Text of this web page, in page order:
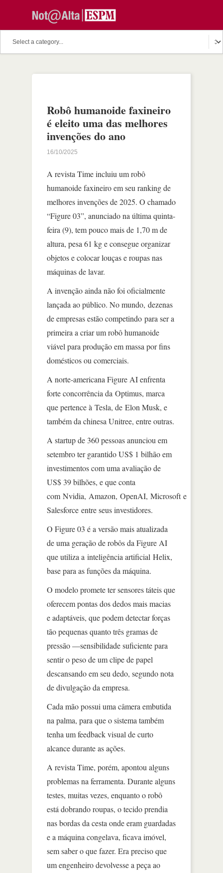
Robô humanoide faxineiro
é eleito uma das melhores
invenções do ano
16/10/2025
A revista Time incluiu um robô
humanoide faxineiro em seu ranking de
melhores invenções de 2025. O chamado
“Figure 03”, anunciado na última quinta-
feira (9), tem pouco mais de 1,70 m de
altura, pesa 61 kg e consegue organizar
objetos e colocar louças e roupas nas
máquinas de lavar.
A invenção ainda não foi oficialmente
lançada ao público. No mundo, dezenas
de empresas estão competindo para ser a
primeira a criar um robô humanoide
viável para produção em massa por fins
domésticos ou comerciais.
A norte-americana Figure AI enfrenta
forte concorrência da Optimus, marca
que pertence à Tesla, de Elon Musk, e
também da chinesa Unitree, entre outras.
A startup de 360 pessoas anunciou em
setembro ter garantido US$ 1 bilhão em
investimentos com uma avaliação de
US$ 39 bilhões, e que conta
com Nvidia, Amazon, OpenAI, Microsoft e
Salesforce entre seus investidores.
O Figure 03 é a versão mais atualizada
de uma geração de robôs da Figure AI
que utiliza a inteligência artificial Helix,
base para as funções da máquina.
O modelo promete ter sensores táteis que
oferecem pontas dos dedos mais macias
e adaptáveis, que podem detectar forças
tão pequenas quanto três gramas de
pressão —sensibilidade suficiente para
sentir o peso de um clipe de papel
descansando em seu dedo, segundo nota
de divulgação da empresa.
Cada mão possui uma câmera embutida
na palma, para que o sistema também
tenha um feedback visual de curto
alcance durante as ações.
A revista Time, porém, apontou alguns
problemas na ferramenta. Durante alguns
testes, muitas vezes, enquanto o robô
está dobrando roupas, o tecido prendia
nas bordas da cesta onde eram guardadas
e a máquina congelava, ficava imóvel,
sem saber o que fazer. Era preciso que
um engenheiro devolvesse a peça ao